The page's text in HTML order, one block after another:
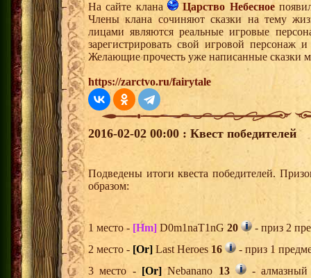
На сайте клана Царство Небесное
Члены клана сочиняют сказки на тему
лицами являются реальные игровые
зарегистрировать свой игровой персонаж
Желающие прочесть уже написанные сказки
https://zarctvo.ru/fairytale
2016-02-02 00:00 : Квест победителей
Подведены итоги квеста победителей.
образом:
1 место - [Hm] D0m1naT1nG 20
- приз 2
2 место - [Or] Last Heroes 16
- приз 1
3 место - [Or]Nebanano 13
- алмазный